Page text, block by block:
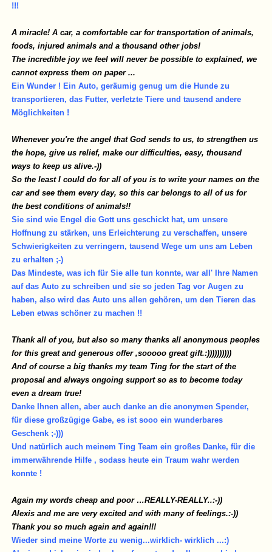
!!!
A miracle! A car, a comfortable car for transportation of animals,
foods, injured animals and a thousand other jobs!
The incredible joy we feel will never be possible to explained, we
cannot express them on paper ...
Ein Wunder ! Ein Auto, geräumig genug um die Hunde zu
transportieren, das Futter, verletzte Tiere und tausend andere
Möglichkeiten !
Whenever you're the angel that God sends to us, to strengthen us
the hope, give us relief, make our difficulties, easy, thousand
ways to keep us alive.-))
So the least I could do for all of you is to write your names on the
car and see them every day, so this car belongs to all of us for
the best conditions of animals!!
Sie sind wie Engel die Gott uns geschickt hat, um unsere
Hoffnung zu stärken, uns Erleichterung zu verschaffen, unsere
Schwierigkeiten zu verringern, tausend Wege um uns am Leben
zu erhalten ;-)
Das Mindeste, was ich für Sie alle tun konnte, war all' Ihre Namen
auf das Auto zu schreiben und sie so jeden Tag vor Augen zu
haben, also wird das Auto uns allen gehören, um den Tieren das
Leben etwas schöner zu machen !!
Thank all of you, but also so many thanks all anonymous peoples
for this great and generous offer ,sooooo great gift.:))))))))))
And of course a big thanks my team Ting for the start of the
proposal and always ongoing support so as to become today
even a dream true!
Danke Ihnen allen, aber auch danke an die anonymen Spender,
für diese großzügige Gabe, es ist sooo ein wunderbares
Geschenk ;-)))
Und natürlich auch meinem Ting Team ein großes Danke, für die
immerwährende Hilfe , sodass heute ein Traum wahr werden
konnte !
Again my words cheap and poor …REALLY-REALLY..:-))
Alexis and me are very excited and with many of feelings.:-))
Thank you so much again and again!!!
Wieder sind meine Worte zu wenig...wirklich- wirklich ...:)